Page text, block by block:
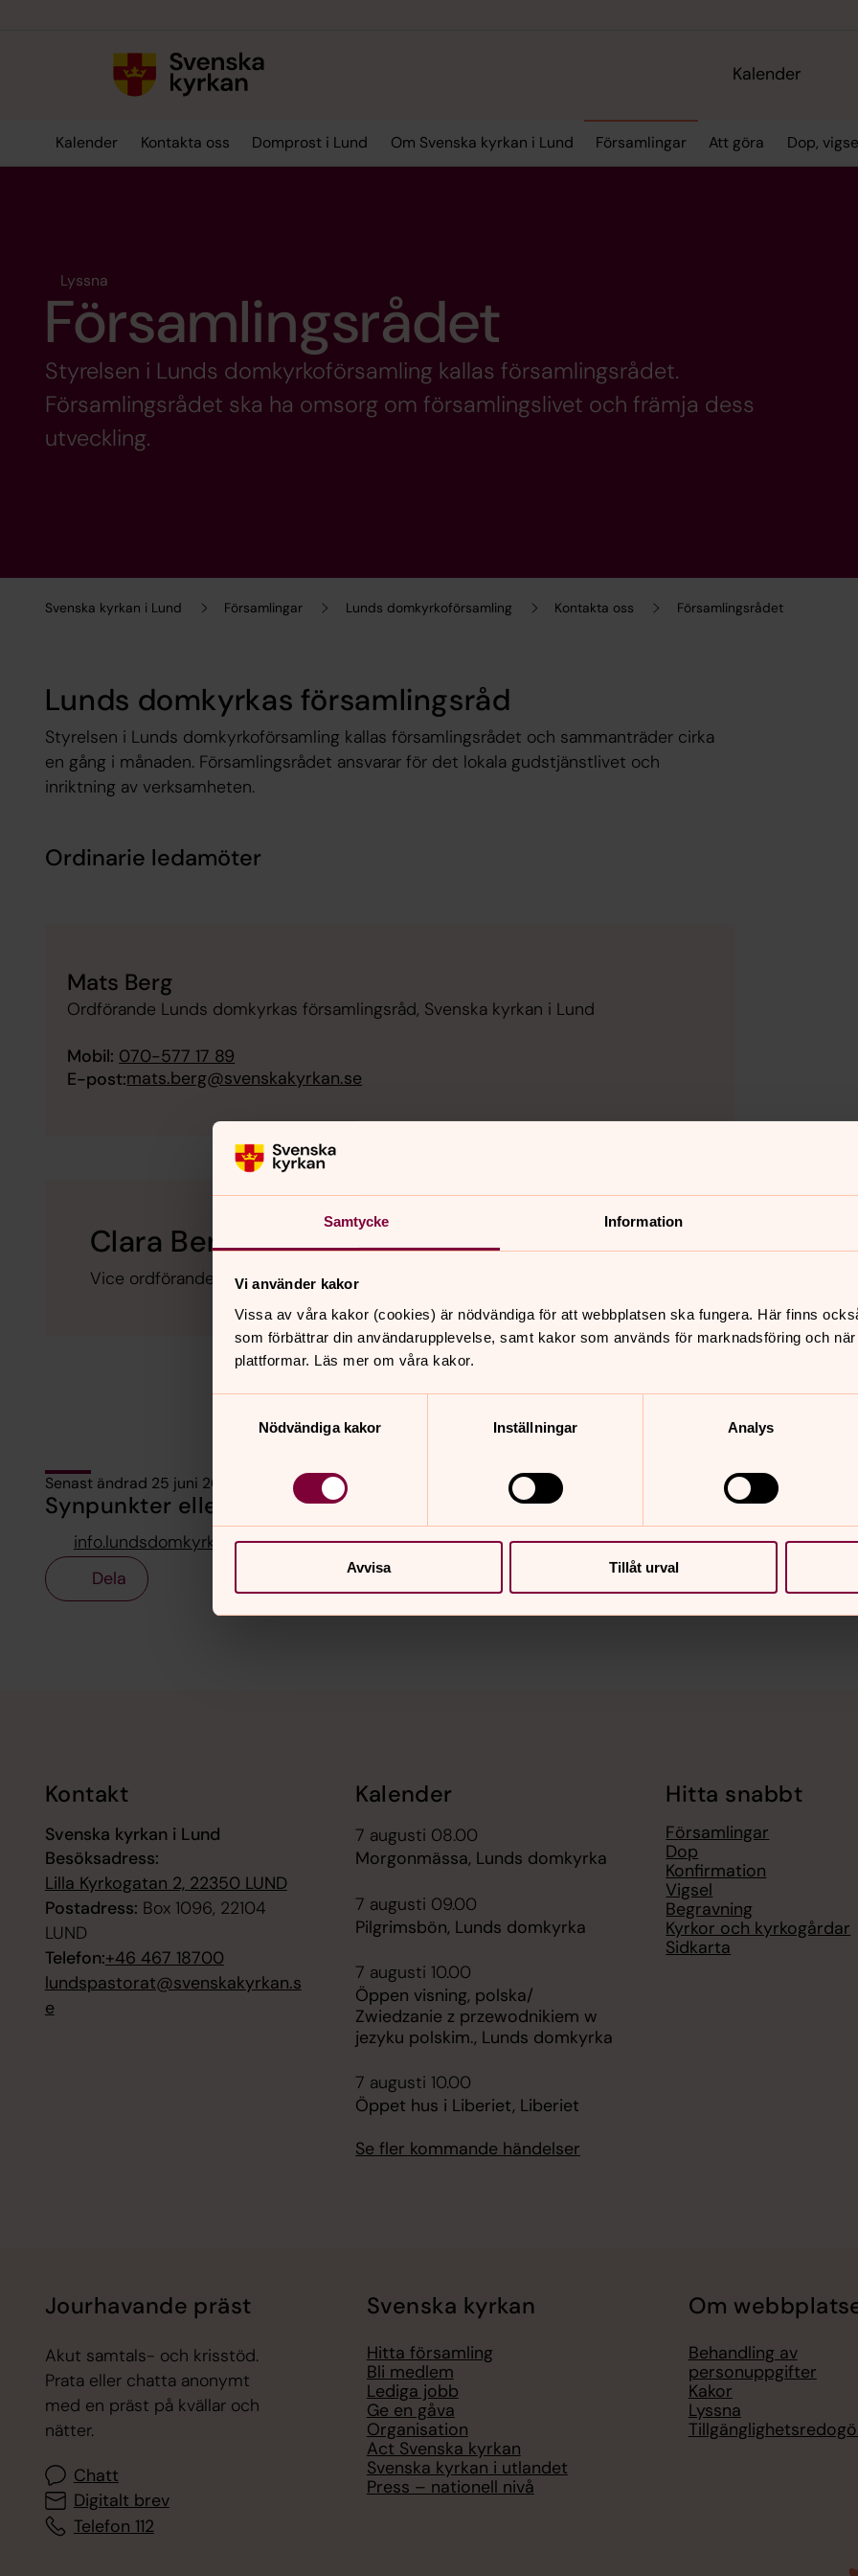
Samtycke Information
Vi använder kakor
Vissa av våra kakor (cookies) är nödvändiga för att webbplatsen ska fungera. Här finns
som förbättrar din användarupplevelse, samt kakor som används för marknadsföring och
plattformar. Läs mer om våra kakor.
Nödvändiga kakor
Inställningar Analys
Avvisa Tillåt urval
Kalender
Kalender Kontakta oss Domprost i Lund Om Svenska kyrkan i Lund Församlingar Att göra Dop,
Svenska kyrkan i Lund Församlingar Lunds domkyrkoförsamling Kontakta oss Församlingsrådet
Lyssna
Församlingsrådet
Styrelsen i Lunds domkyrkoförsamling kallas församlingsrådet.
Församlingsrådet ska ha omsorg om församlingslivet och främja dess
utveckling.
Lunds domkyrkas församlingsråd
Styrelsen i Lunds domkyrkoförsamling kallas församlingsrådet och sammanträder cirka
en gång i månaden. Församlingsrådet ansvarar för det lokala gudstjänstlivet och
inriktning av verksamheten.
Ordinarie ledamöter
Mats Berg
Ordförande Lunds domkyrkas församlingsråd, Svenska kyrkan i Lund
Mobil: 070-577 17 89
E-post:mats.berg@svenskakyrkan.se
Clara Berg
Vice ordförande
Senast ändrad 25 juni 2026
Synpunkter eller frågor på sidans innehåll?
info.lundsdomkyrka@svenskakyrkan.se
Dela
Kontakt
Svenska kyrkan i Lund
Besöksadress:
Lilla Kyrkogatan 2, 22350 LUND
Postadress: Box 1096, 22104
LUND
Telefon:+46 467 18700
lundspastorat@svenskakyrkan.s
e
Kalender
7 augusti 08.00
Morgonmässa, Lunds domkyrka
7 augusti 09.00
Pilgrimsbön, Lunds domkyrka
7 augusti 10.00
Öppen visning, polska/
Zwiedzanie z przewodnikiem w
jezyku polskim., Lunds domkyrka
7 augusti 10.00
Öppet hus i Liberiet, Liberiet
Se fler kommande händelser
Hitta snabbt
Församlingar
Dop
Konfirmation
Vigsel
Begravning
Kyrkor och kyrkogårdar
Sidkarta
Jourhavande präst
Akut samtals- och krisstöd.
Prata eller chatta anonymt
med en präst på kvällar och
nätter.
Chatt
Digitalt brev
Telefon 112
Svenska kyrkan
Hitta församling
Bli medlem
Lediga jobb
Ge en gåva
Organisation
Act Svenska kyrkan
Svenska kyrkan i utlandet
Press – nationell nivå
Om
Behandling av
personuppgifter
Kakor
Lyssna